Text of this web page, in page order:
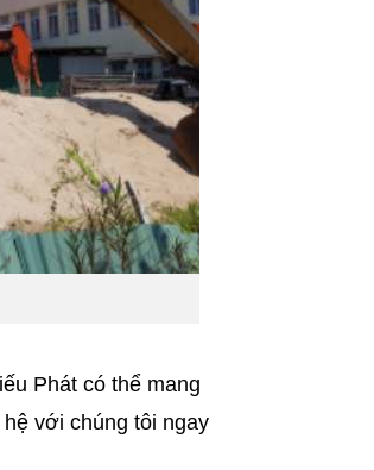
Phát có thể mang
với chúng tôi ngay